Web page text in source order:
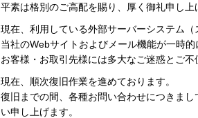
平素は格別のご高配を賜り、厚く御礼申し上
現在、利用している外部サーバーシステム（
当社のWebサイトおよびメール機能が一時的
お客様・お取引先様には多大なご迷惑とご
現在、順次復旧作業を進めております。
復旧までの間、各種お問い合わせにつきま
い申し上げます。